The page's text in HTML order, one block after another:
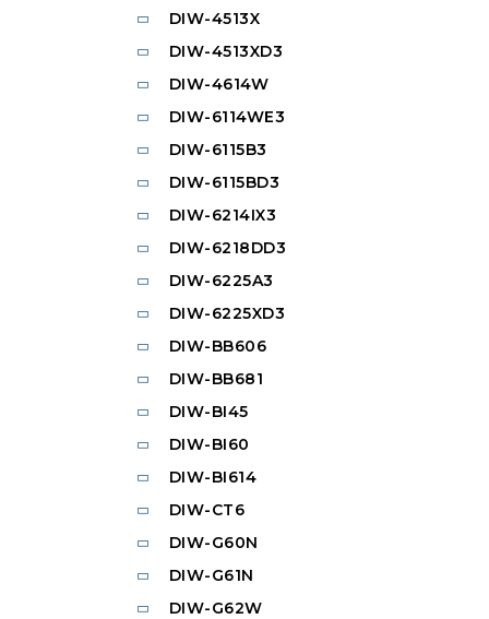
DIW-4513X
DIW-4513XD3
DIW-4614W
DIW-6114WE3
DIW-6115B3
DIW-6115BD3
DIW-6214IX3
DIW-6218DD3
DIW-6225A3
DIW-6225XD3
DIW-BB606
DIW-BB681
DIW-BI45
DIW-BI60
DIW-BI614
DIW-CT6
DIW-G60N
DIW-G61N
DIW-G62W